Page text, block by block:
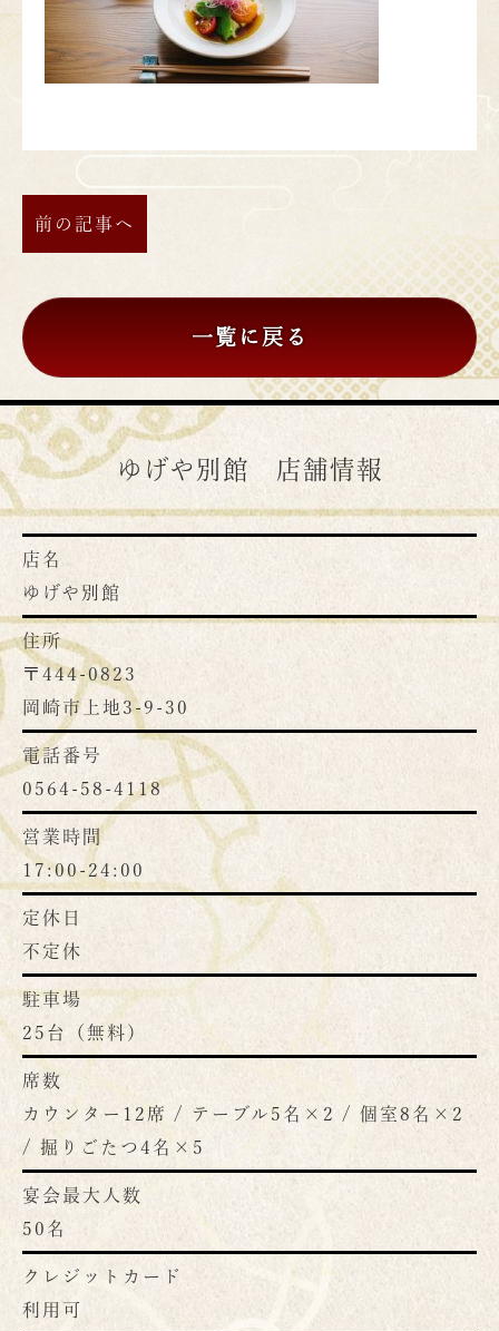
前の記事へ
一覧に戻る
ゆげや別館 店舗情報
店名
ゆげや別館
住所
〒444-0823
岡崎市上地3-9-30
電話番号
0564-58-4118
営業時間
17:00-24:00
定休日
不定休
駐車場
25台（無料）
席数
カウンター12席 / テーブル5名×2 / 個室8名×2
/ 掘りごたつ4名×5
宴会最大人数
50名
クレジットカード
利用可